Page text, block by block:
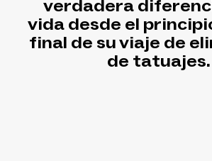
verdadera
vida desde el
final de su viaje de
de tatuajes.